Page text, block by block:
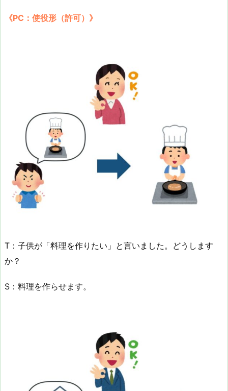
《PC：使役形（許可）》
T：子供が「料理を作りたい」と言いました。どうします
か？
S：料理を作らせます。